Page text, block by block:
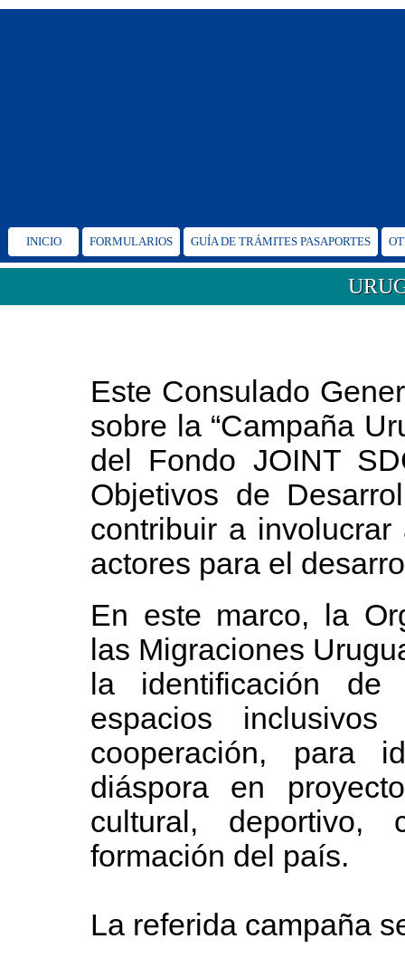
INICIO FORMULARIOS GUÍA DE TRÁMITES PASAPORTES
Este Consulado
sobre la “Campaña
del Fondo JOINT
Objetivos de
contribuir a
actores para el
En este marco, la
las Migraciones
la identificación de
espacios
cooperación, para
diáspora en
cultural, deportivo,
formación del país.
La referida campaña